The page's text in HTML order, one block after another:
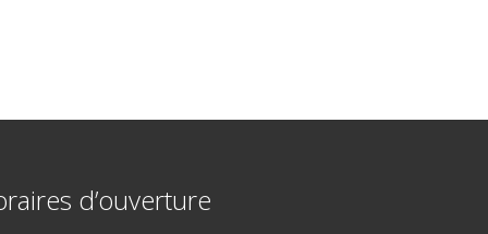
d’ouverture